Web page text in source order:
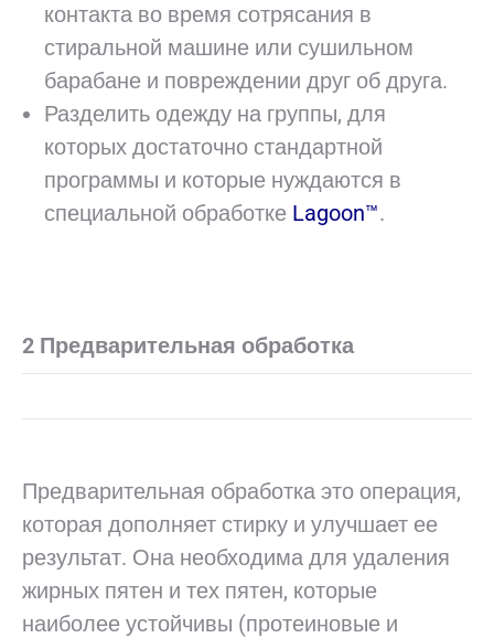
контакта во время сотрясания в
стиральной машине или сушильном
барабане и повреждении друг об друга.
Разделить одежду на группы, для
которых достаточно стандартной
программы и которые нуждаются в
специальной обработке Lagoon™.
2 Предварительная обработка
Предварительная обработка это операция,
которая дополняет стирку и улучшает ее
результат. Она необходима для удаления
жирных пятен и тех пятен, которые
наиболее устойчивы (протеиновые и